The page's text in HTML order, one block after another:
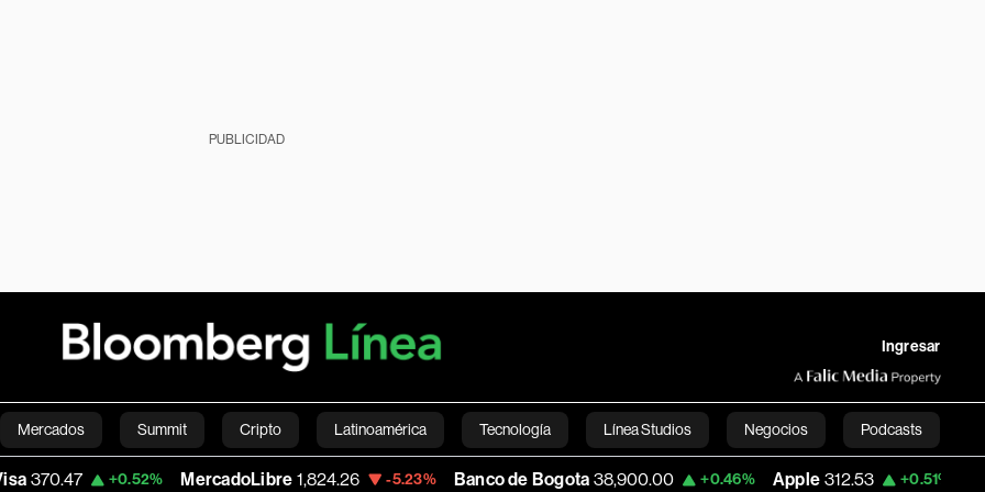
PUBLICIDAD
Ingresar
Mercados Summit Cripto Latinoamérica Tecnología Línea Studios Negocios Podcasts
Economía Estilo de vida Mundo Videos English
MercadoLibre 1,824.26 -5.23% Banco de Bogota 38,900.00 +0.46% Apple 312.53 +0.51% USD COP 3,159.39